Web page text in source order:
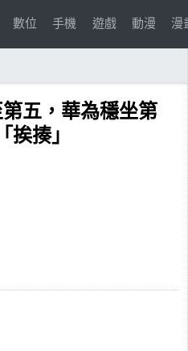
數位 手機 遊戲 動漫 漫
五，華為穩坐第
挨揍」